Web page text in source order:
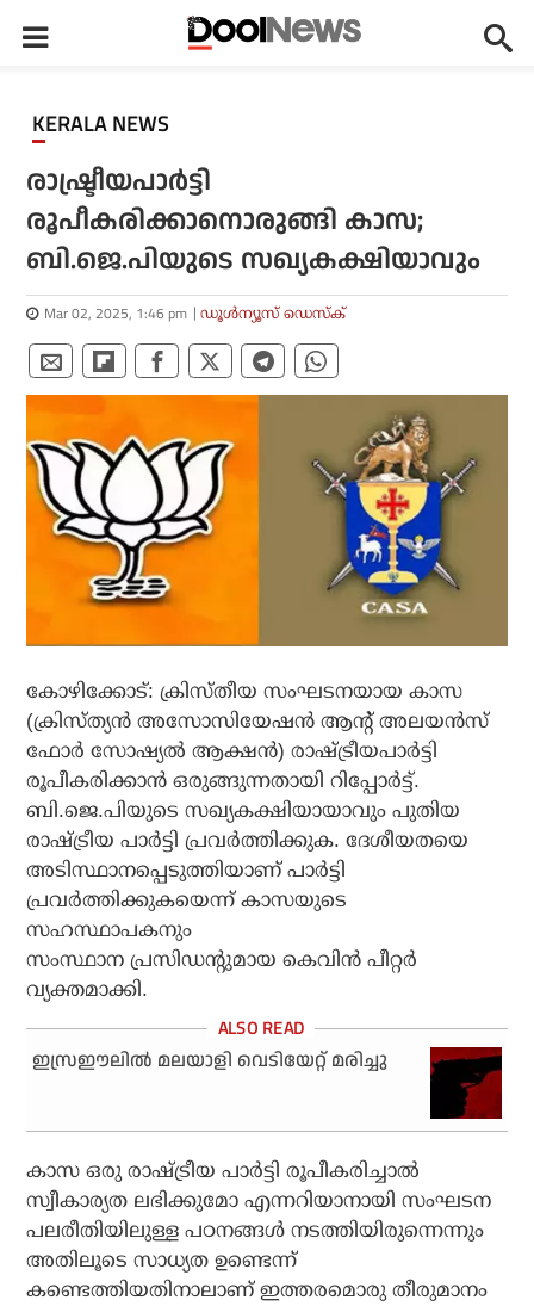
KERALA NEWS
രാഷ്ട്രീയപാര്‍ട്ടി
രൂപീകരിക്കാനൊരുങ്ങി കാസ;
ബി.ജെ.പിയുടെ സഖ്യകക്ഷിയാവും
Mar 02, 2025, 1:46 pm ഡൂള്‍ന്യൂസ് ഡെസ്‌ക്
കോഴിക്കോട്: ക്രിസ്തീയ സംഘടനയായ കാസ
(ക്രിസ്ത്യന്‍ അസോസിയേഷന്‍ ആന്റ് അലയന്‍സ്
ഫോര്‍ സോഷ്യല്‍ ആക്ഷന്‍) രാഷ്ട്രീയപാര്‍ട്ടി
രൂപീകരിക്കാന്‍ ഒരുങ്ങുന്നതായി റിപ്പോര്‍ട്ട്.
ബി.ജെ.പിയുടെ സഖ്യകക്ഷിയായാവും പുതിയ
രാഷ്ട്രീയ പാര്‍ട്ടി പ്രവര്‍ത്തിക്കുക. ദേശീയതയെ
അടിസ്ഥാനപ്പെടുത്തിയാണ് പാര്‍ട്ടി
പ്രവര്‍ത്തിക്കുകയെന്ന് കാസയുടെ
സഹസ്ഥാപകനും
സംസ്ഥാന പ്രസിഡന്റുമായ കെവിന്‍ പീറ്റര്‍
വ്യക്തമാക്കി.
ഇസ്രഈലിൽ മലയാളി വെടിയേറ്റ് മരിച്ചു
കാസ ഒരു രാഷ്ട്രീയ പാര്‍ട്ടി രൂപീകരിച്ചാല്‍
സ്വീകാര്യത ലഭിക്കുമോ എന്നറിയാനായി സംഘടന
പലരീതിയിലുള്ള പഠനങ്ങള്‍ നടത്തിയിരുന്നെന്നും
അതിലൂടെ സാധ്യത ഉണ്ടെന്ന്
കണ്ടെത്തിയതിനാലാണ് ഇത്തരമൊരു തീരുമാനം